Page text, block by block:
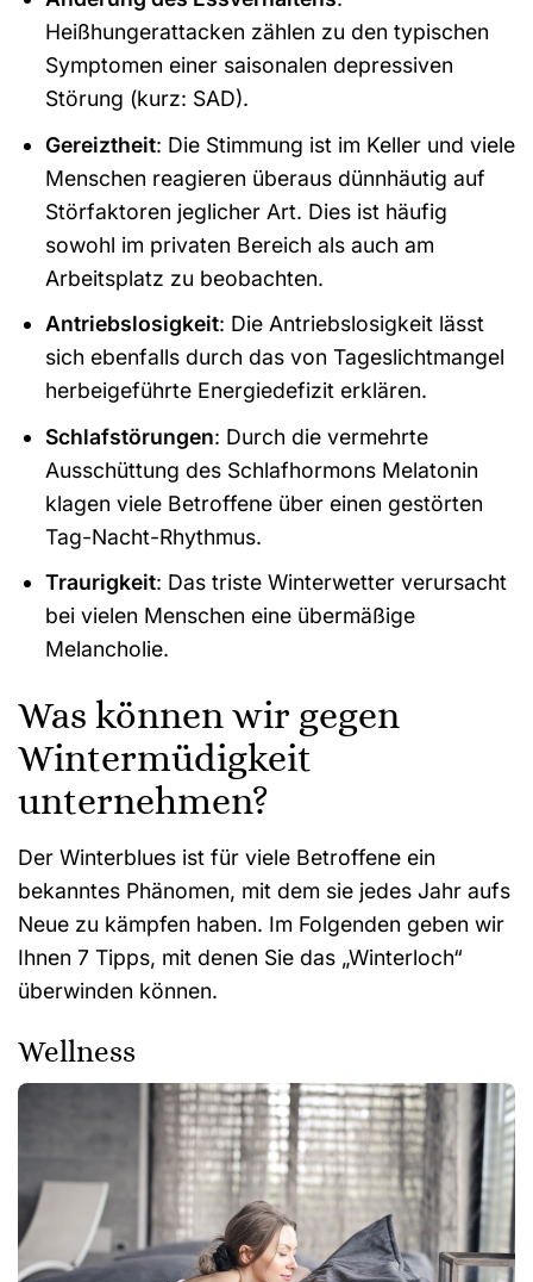
Heißhungerattacken zählen zu den typischen
Symptomen einer saisonalen depressiven
Störung (kurz: SAD).
Gereiztheit: Die Stimmung ist im Keller und viele
Menschen reagieren überaus dünnhäutig auf
Störfaktoren jeglicher Art. Dies ist häufig
sowohl im privaten Bereich als auch am
Arbeitsplatz zu beobachten.
Antriebslosigkeit: Die Antriebslosigkeit lässt
sich ebenfalls durch das von Tageslichtmangel
herbeigeführte Energiedefizit erklären.
Schlafstörungen: Durch die vermehrte
Ausschüttung des Schlafhormons Melatonin
klagen viele Betroffene über einen gestörten
Tag-Nacht-Rhythmus.
Traurigkeit: Das triste Winterwetter verursacht
bei vielen Menschen eine übermäßige
Melancholie.
Was können wir gegen
Wintermüdigkeit
unternehmen?
Der Winterblues ist für viele Betroffene ein
bekanntes Phänomen, mit dem sie jedes Jahr aufs
Neue zu kämpfen haben. Im Folgenden geben wir
Ihnen 7 Tipps, mit denen Sie das „Winterloch“
überwinden können.
Wellness